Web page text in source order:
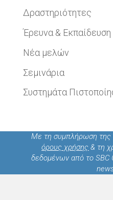
Δραστηριότητες
Έρευνα & Εκπαίδευση
Νέα μελών
Σεμινάρια
Συστημάτα
Με τη συμπλήρωση της
όρους χρήσης & τη
δεδομένων από το SBC